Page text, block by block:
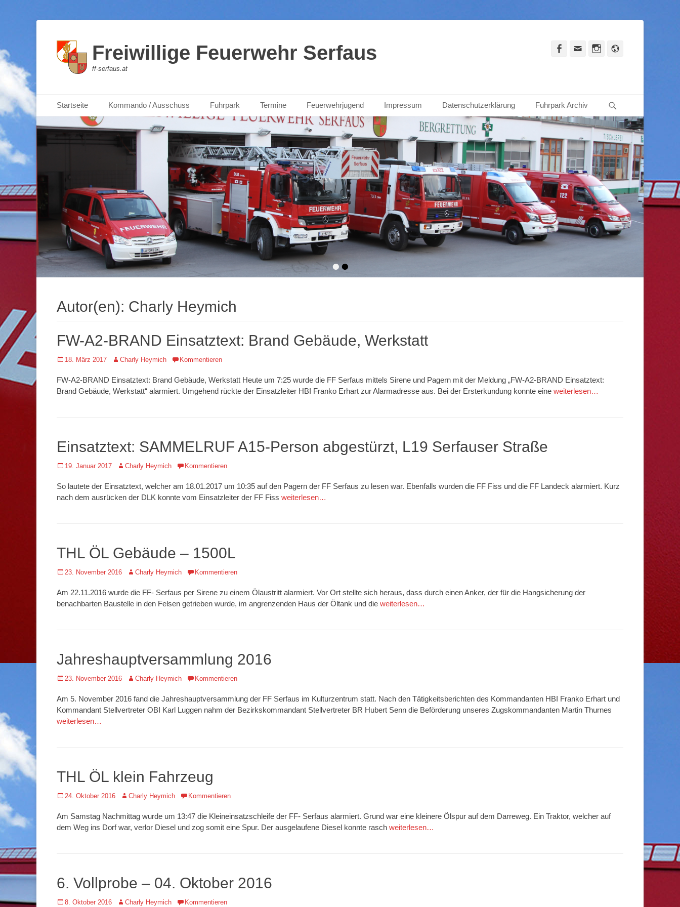
Freiwillige Feuerwehr Serfaus
ff-serfaus.at
Facebook
Email Instagram
Primärmenu
zum
Startseite Kommando / Ausschuss Fuhrpark Termine Feuerwehrjugend Impressum Datenschutzerklärung Fuhrpark Archiv
••
Autor(en): Charly Heymich
FW-A2-BRAND Einsatztext: Brand Gebäude, Werkstatt
Veröffentlicht
18. März 2017 AutorCharly Heymich Kommentieren
FW-A2-BRAND Einsatztext: Brand Gebäude, Werkstatt Heute um 7:25 wurde die FF Serfaus mittels Sirene und Pagern mit der Meldung „FW-A2-BRAND Einsatztext:
Brand Gebäude, Werkstatt“ alarmiert. Umgehend rückte der Einsatzleiter HBI Franko Erhart zur Alarmadresse aus. Bei der Ersterkundung konnte eine weiterlesen…
Einsatztext: SAMMELRUF A15-Person abgestürzt, L19 Serfauser Straße
Veröffentlicht
19. Januar 2017 AutorCharly Heymich Kommentieren
So lautete der Einsatztext, welcher am 18.01.2017 um 10:35 auf den Pagern der FF Serfaus zu lesen war. Ebenfalls wurden die FF Fiss und die FF Landeck alarmiert. Kurz
nach dem ausrücken der DLK konnte vom Einsatzleiter der FF Fiss weiterlesen…
THL ÖL Gebäude – 1500L
Veröffentlicht
23. November 2016 AutorCharly Heymich Kommentieren
Am 22.11.2016 wurde die FF- Serfaus per Sirene zu einem Ölaustritt alarmiert. Vor Ort stellte sich heraus, dass durch einen Anker, der für die Hangsicherung der
benachbarten Baustelle in den Felsen getrieben wurde, im angrenzenden Haus der Öltank und die weiterlesen…
Jahreshauptversammlung 2016
Veröffentlicht
23. November 2016 AutorCharly Heymich Kommentieren
Am 5. November 2016 fand die Jahreshauptversammlung der FF Serfaus im Kulturzentrum statt. Nach den Tätigkeitsberichten des Kommandanten HBI Franko Erhart und
Kommandant Stellvertreter OBI Karl Luggen nahm der Bezirkskommandant Stellvertreter BR Hubert Senn die Beförderung unseres Zugskommandanten Martin Thurnes
weiterlesen…
THL ÖL klein Fahrzeug
Veröffentlicht
24. Oktober 2016 AutorCharly Heymich Kommentieren
Am Samstag Nachmittag wurde um 13:47 die Kleineinsatzschleife der FF- Serfaus alarmiert. Grund war eine kleinere Ölspur auf dem Darreweg. Ein Traktor, welcher auf
dem Weg ins Dorf war, verlor Diesel und zog somit eine Spur. Der ausgelaufene Diesel konnte rasch weiterlesen…
6. Vollprobe – 04. Oktober 2016
Veröffentlicht
8. Oktober 2016 AutorCharly Heymich Kommentieren